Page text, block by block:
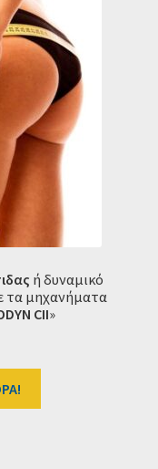
ή δυναμικό
τα μηχανήματα
CII»